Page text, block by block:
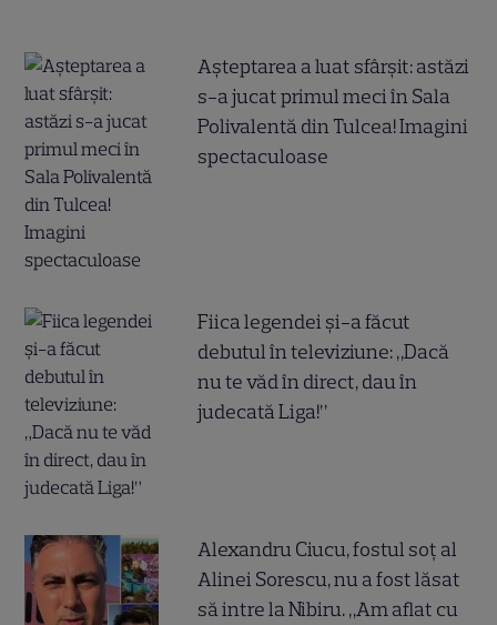
Așteptarea a luat sfârșit: astăzi
s-a jucat primul meci în Sala
Polivalentă din Tulcea! Imagini
spectaculoase
Fiica legendei și-a făcut
debutul în televiziune: „Dacă
nu te văd în direct, dau în
judecată Liga!”
Alexandru Ciucu, fostul soț al
Alinei Sorescu, nu a fost lăsat
să intre la Nibiru. „Am aflat cu